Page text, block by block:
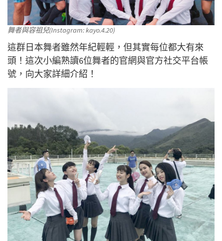
舞者與容祖兒(Instagram: kayo.4.20)
這群日本舞者雖然年紀輕輕，但其實每位都大有來
頭！這次小編熟讀6位舞者的官網與官方社交平台帳
號，向大家詳細介紹！